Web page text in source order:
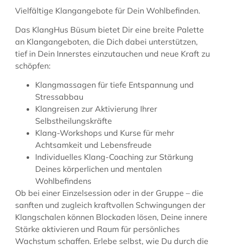
Vielfältige Klangangebote für Dein Wohlbefinden.
Das KlangHus Büsum bietet Dir eine breite Palette
an Klangangeboten, die Dich dabei unterstützen,
tief in Dein Innerstes einzutauchen und neue Kraft zu
schöpfen:
Klangmassagen für tiefe Entspannung und
Stressabbau
Klangreisen zur Aktivierung Ihrer
Selbstheilungskräfte
Klang-Workshops und Kurse für mehr
Achtsamkeit und Lebensfreude
Individuelles Klang-Coaching zur Stärkung
Deines körperlichen und mentalen
Wohlbefindens
Ob bei einer Einzelsession oder in der Gruppe – die
sanften und zugleich kraftvollen Schwingungen der
Klangschalen können Blockaden lösen, Deine innere
Stärke aktivieren und Raum für persönliches
Wachstum schaffen. Erlebe selbst, wie Du durch die